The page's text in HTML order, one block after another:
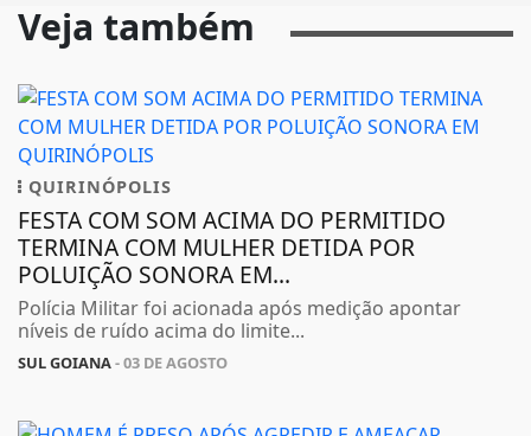
Veja também
QUIRINÓPOLIS
FESTA COM SOM ACIMA DO PERMITIDO
TERMINA COM MULHER DETIDA POR
POLUIÇÃO SONORA EM...
Polícia Militar foi acionada após medição apontar
níveis de ruído acima do limite...
SUL GOIANA- 03 DE AGOSTO